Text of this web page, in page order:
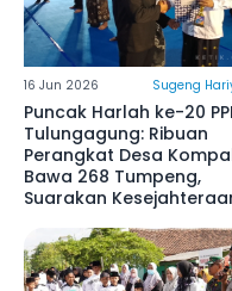
16 Jun 2026 Sugeng
Puncak Harlah ke-20
Tulungagung: Ribuan
Perangkat Desa
Bawa 268 Tumpeng,
Suarakan